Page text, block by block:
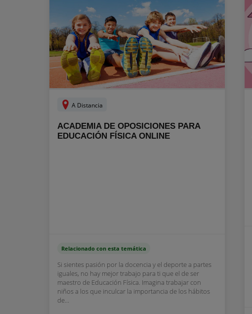
A Distancia
ACADEMIA DE OPOSICIONES PARA
EDUCACIÓN FÍSICA ONLINE
Relacionado con esta temática
Si sientes pasión por la docencia y el deporte a partes
iguales, no hay mejor trabajo para ti que el de ser
maestro de Educación Física. Imagina trabajar con
niños a los que inculcar la importancia de los hábitos
de...